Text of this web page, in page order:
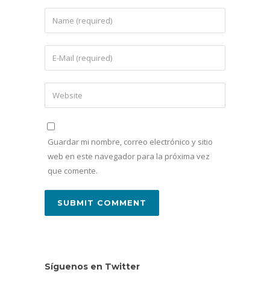
Guardar mi nombre, correo electrónico y sitio
web en este navegador para la próxima vez
que comente.
Síguenos en Twitter